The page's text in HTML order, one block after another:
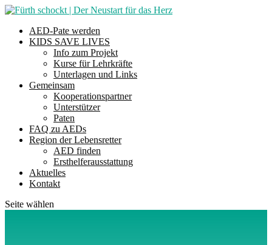
AED-Pate werden
KIDS SAVE LIVES
Info zum Projekt
Kurse für Lehrkräfte
Unterlagen und Links
Gemeinsam
Kooperationspartner
Unterstützer
Paten
FAQ zu AEDs
Region der Lebensretter
AED finden
Ersthelferausstattung
Aktuelles
Kontakt
Seite wählen